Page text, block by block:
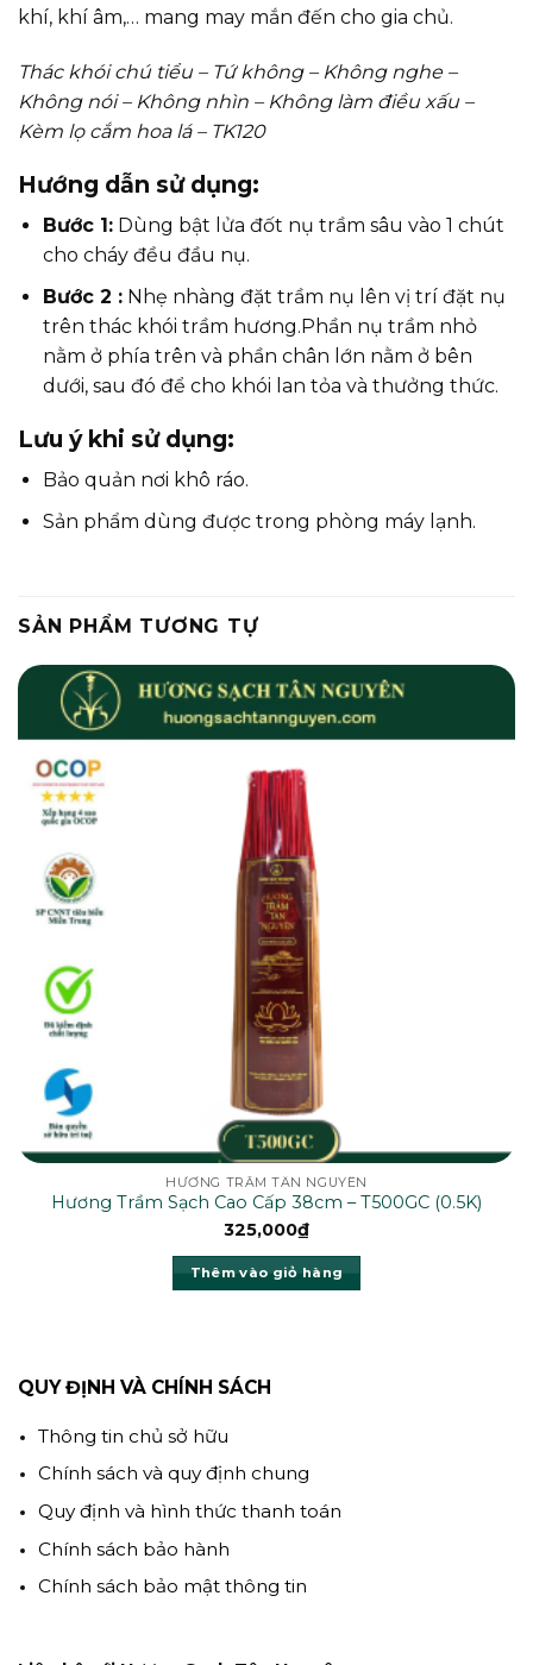
khí, khí âm,… mang may mắn đến cho gia chủ.
Thác khói chú tiểu – Tứ không – Không nghe –
Không nói – Không nhìn – Không làm điều xấu –
Kèm lọ cắm hoa lá – TK120
Hướng dẫn sử dụng:
Bước 1:Dùng bật lửa đốt nụ trầm sâu vào 1 chút
cho cháy đều đầu nụ.
Bước 2 :Nhẹ nhàng đặt trầm nụ lên vị trí đặt nụ
trên thác khói trầm hương.Phần nụ trầm nhỏ
nằm ở phía trên và phần chân lớn nằm ở bên
dưới, sau đó để cho khói lan tỏa và thưởng thức.
Lưu ý khi sử dụng:
Bảo quản nơi khô ráo.
Sản phẩm dùng được trong phòng máy lạnh.
SẢN PHẨM TƯƠNG TỰ
HƯƠNG TRẦM TÂN NGUYÊN
Hương Trầm Sạch Cao Cấp 38cm – T500GC (0.5K)
325,000₫
Thêm vào giỏ hàng
QUY ĐỊNH VÀ CHÍNH SÁCH
Thông tin chủ sở hữu
Chính sách và quy định chung
Quy định và hình thức thanh toán
Chính sách bảo hành
Chính sách bảo mật thông tin